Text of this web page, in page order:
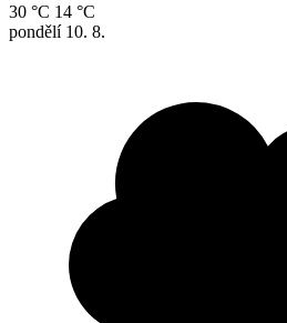
30 °C 14 °C
pondělí 10. 8.